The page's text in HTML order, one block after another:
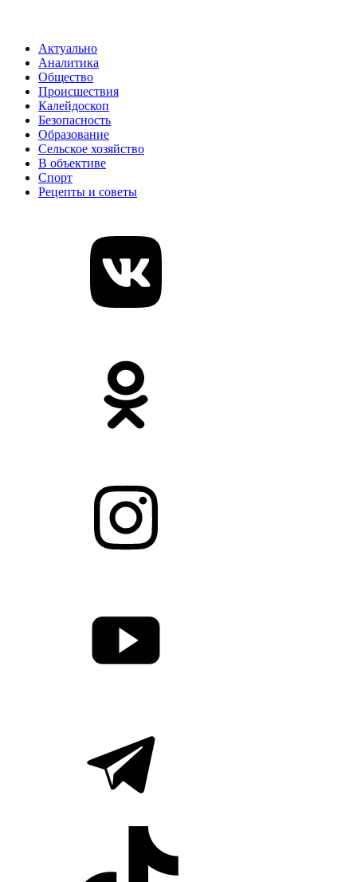
Актуально
Аналитика
Общество
Происшествия
Калейдоскоп
Безопасность
Образование
Сельское хозяйство
В объективе
Спорт
Рецепты и советы